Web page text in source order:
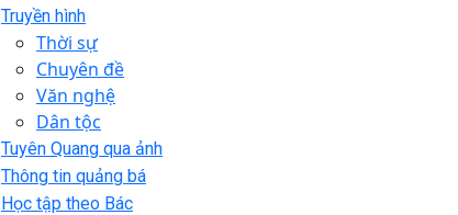
Truyền hình
Thời sự
Chuyên đề
Văn nghệ
Dân tộc
Tuyên Quang qua ảnh
Thông tin quảng bá
Học tập theo Bác